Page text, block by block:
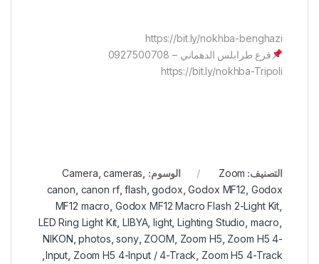
https://bit.ly/nokhba-benghazi
فرع طرابلس الدهماني – 0927500708
https://bit.ly/nokhba-Tripoli
التصنيف: Zoom الوسوم: Camera ,cameras
canon canon rf,flash ,godox ,Godox MF12 Godox
MF12 macro Godox MF12 Macro Flash 2-Light Kit
LED Ring Light Kit ,LIBYA,light,Lighting Studio macro
NIKON ,photos ,sony, ZOOM Zoom H5 Zoom H5 4-
Input Zoom H5 4-Input / 4-Track Zoom H5 4-Track